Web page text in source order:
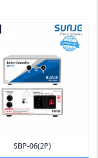
SBP-06(2P)